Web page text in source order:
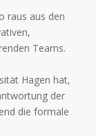
raus aus den
Teams.
Hagen hat,
der
die formale